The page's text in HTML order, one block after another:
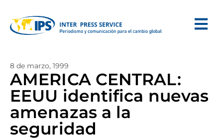
8 de marzo, 1999
AMERICA CENTRAL:
EEUU identifica nuevas
amenazas a la
seguridad